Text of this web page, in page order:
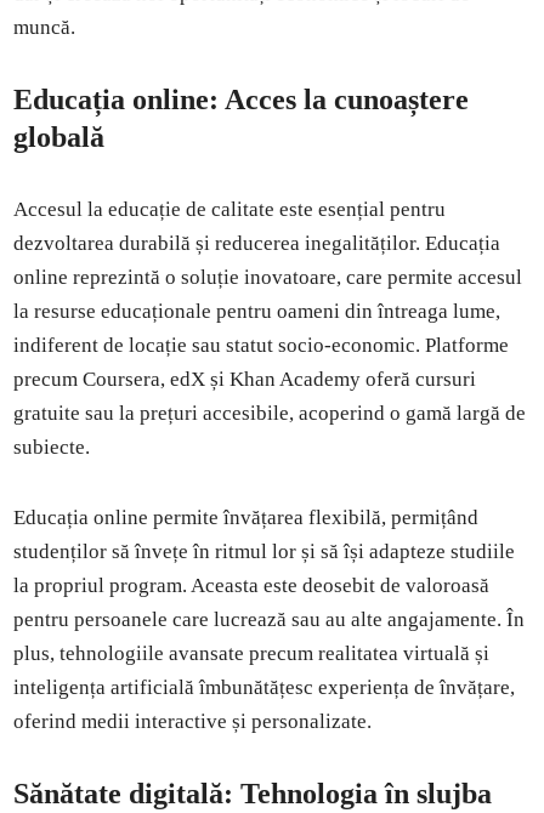
muncă.
Educația online: Acces la cunoaștere
globală
Accesul la educație de calitate este esențial pentru
dezvoltarea durabilă și reducerea inegalităților. Educația
online reprezintă o soluție inovatoare, care permite accesul
la resurse educaționale pentru oameni din întreaga lume,
indiferent de locație sau statut socio-economic. Platforme
precum Coursera, edX și Khan Academy oferă cursuri
gratuite sau la prețuri accesibile, acoperind o gamă largă de
subiecte.
Educația online permite învățarea flexibilă, permițând
studenților să învețe în ritmul lor și să își adapteze studiile
la propriul program. Aceasta este deosebit de valoroasă
pentru persoanele care lucrează sau au alte angajamente. În
plus, tehnologiile avansate precum realitatea virtuală și
inteligența artificială îmbunătățesc experiența de învățare,
oferind medii interactive și personalizate.
Sănătate digitală: Tehnologia în slujba